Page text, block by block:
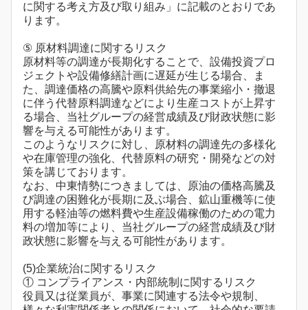
に関する考え方及び取り組み」に記載のとおりであ
ります。
⑤ 原材料調達に関するリスク
原材料等の調達が長期化することで、設備投資プロ
ジェクトや設備修繕計画に遅延が生じる場合、ま
た、調達価格の高騰や原料供給先の事業縮小・撤退
に伴う代替原料調達などにより生産コストが上昇す
る場合、当社グループの経営成績及び財政状態に影
響を与える可能性があります。
このようなリスクに対し、原材料の調達先の多様化
や在庫管理の強化、代替原料の研究・開発などの対
策を講じております。
なお、中東情勢につきましては、原油の価格高騰及
び調達の困難化が長期に及ぶ場合、鉱山重機等に使
用する軽油等の燃料費や生産設備稼働のための電力
料の増加等により、当社グループの経営成績及び財
政状態に影響を与える可能性があります。
(5)企業統治に関するリスク
① コンプライアンス・内部統制に関するリスク
役員又は従業員が、事業に関連する法令や規制、